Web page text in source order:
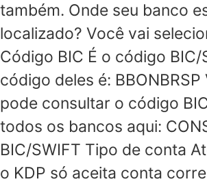
também. Onde seu banco
localizado? Você vai
Código BIC É o código BIC/
código deles é:
pode consultar o código
todos os bancos aqui:
BIC/SWIFT Tipo de conta
o KDP só aceita conta